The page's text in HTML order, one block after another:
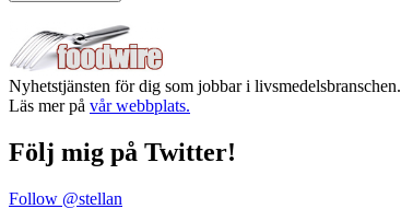
Nyhetstjänsten för dig som jobbar i livsmedelsbranschen.
Läs mer på vår webbplats.
Följ mig på Twitter!
Follow @stellan